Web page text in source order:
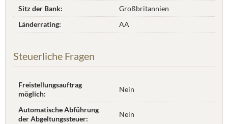
Sitz der Bank:
Großbritannien
Länderrating:
AA
Steuerliche Fragen
Freistellungsauftrag
möglich:
Nein
Automatische Abführung
der Abgeltungssteuer:
Nein